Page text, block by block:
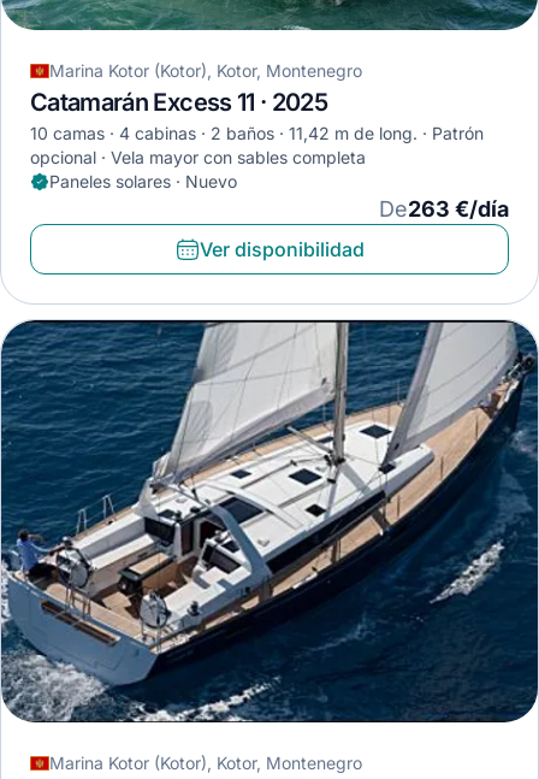
Marina Kotor (Kotor), Kotor, Montenegro
Catamarán Excess 11 · 2025
10 camas 4 cabinas 2 baños 11,42 m de long.
Patrón
opcional
Vela mayor con sables completa
Paneles solares · Nuevo
De263 €/día
Ver disponibilidad
Marina Kotor (Kotor), Kotor, Montenegro